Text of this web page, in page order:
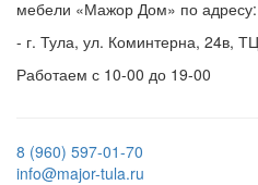
мебели «Мажор Дом» по адресу:
- г. Тула, ул. Коминтерна, 24в,
Работаем с 10-00 до 19-00
8 (960) 597-01-70
info@major-tula.ru